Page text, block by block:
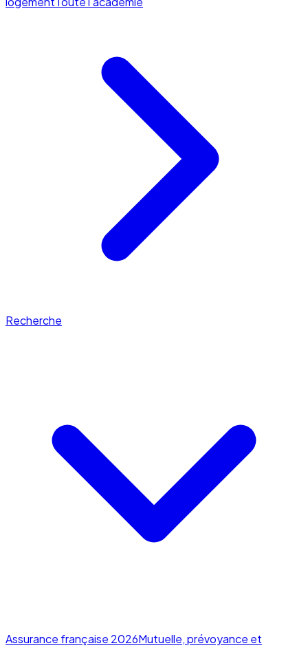
Recherche
Assurance française 2026Mutuelle, prévoyance et